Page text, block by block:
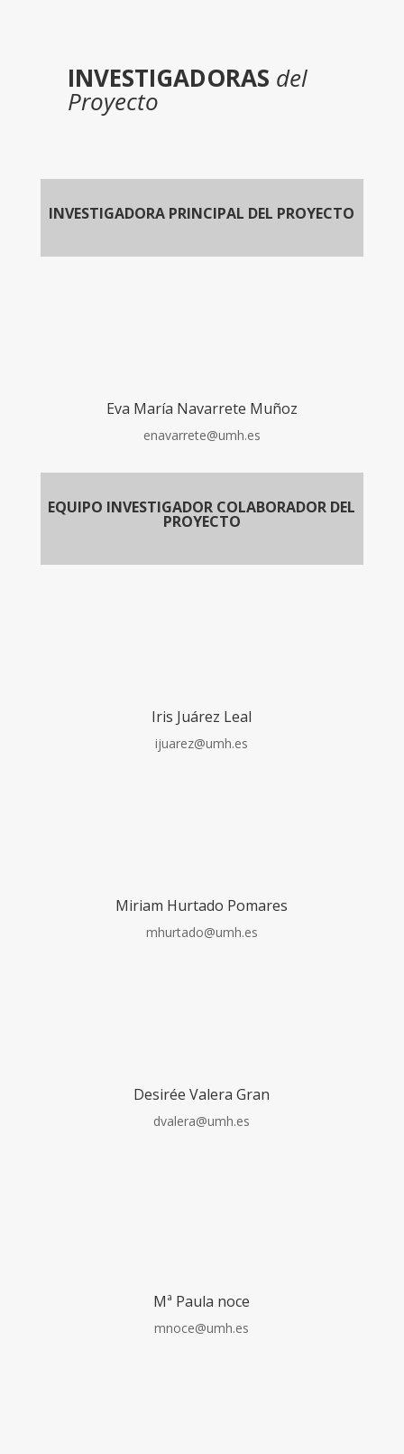
INVESTIGADORAS del
Proyecto
INVESTIGADORA PRINCIPAL DEL PROYECTO
Eva María Navarrete Muñoz
enavarrete@umh.es
EQUIPO INVESTIGADOR COLABORADOR DEL
PROYECTO
Iris Juárez Leal
ijuarez@umh.es
Miriam Hurtado Pomares
mhurtado@umh.es
Desirée Valera Gran
dvalera@umh.es
Mª Paula noce
mnoce@umh.es